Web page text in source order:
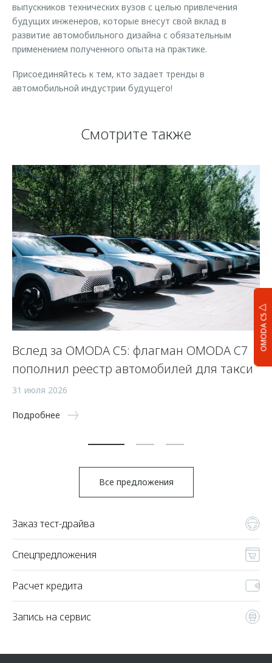
OMODA C5
выпускников технических вузов с целью привлечения
будущих инженеров, которые внесут свой вклад в
развитие автомобильного дизайна с обязательным
применением полученного опыта на практике.
Присоединяйтесь к тем, кто задает тренды в
автомобильной индустрии будущего!
Смотрите также
Вслед за OMODA C5: флагман OMODA C7
пополнил реестр автомобилей для такси
31 июля 2026
Подробнее
Все предложения
Заказ тест-драйва
Спецпредложения
Расчет кредита
Запись на сервис